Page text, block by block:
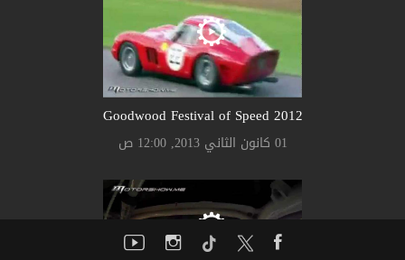
Goodwood Festival of Speed 2012
01 كانون الثاني 2013, 12:00 ص